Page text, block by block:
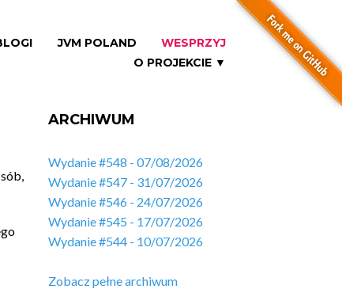
JVM POLAND
WESPRZYJ
O PROJEKCIE ▼
ARCHIWUM
Wydanie #548 - 07/08/2026
Wydanie #547 - 31/07/2026
Wydanie #546 - 24/07/2026
Wydanie #545 - 17/07/2026
Wydanie #544 - 10/07/2026
Zobacz pełne archiwum